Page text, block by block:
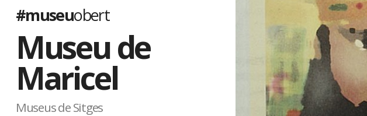
#museuobert
Museu de
Maricel
Museus de Sitges